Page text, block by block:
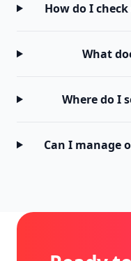
How do I
What
Where do I
Can I manage